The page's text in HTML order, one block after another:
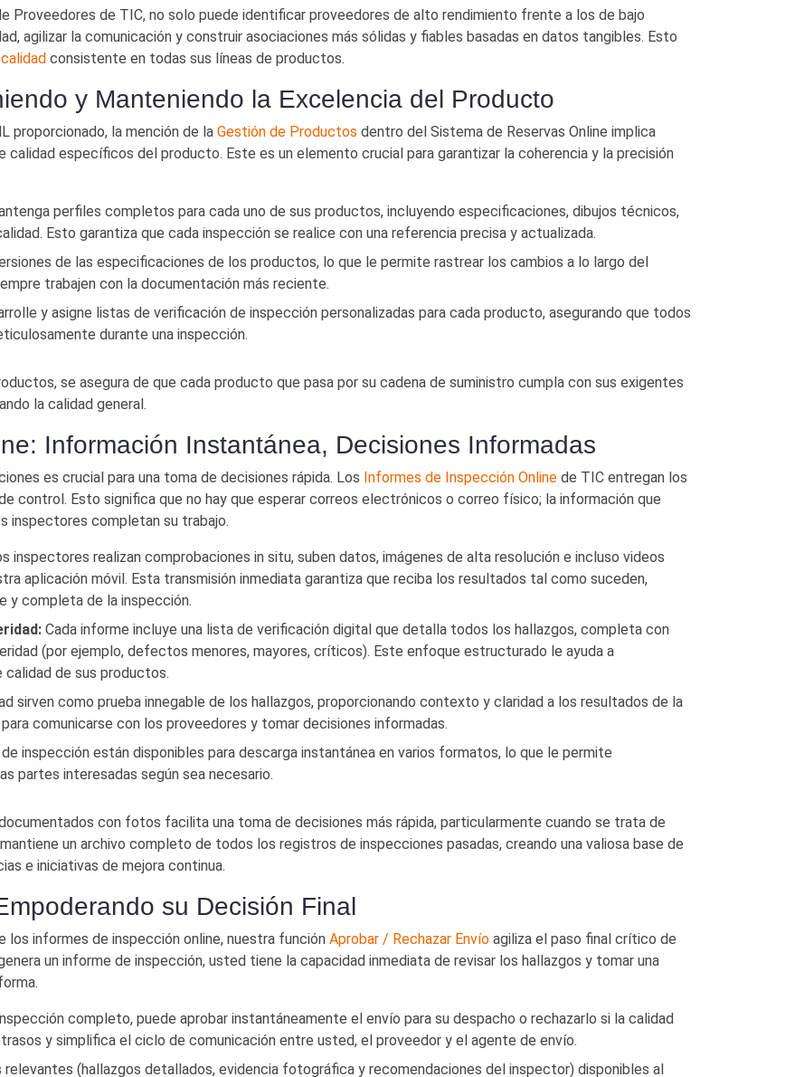
Proveedores de TIC, no solo puede identificar proveedores de alto rendimiento frente a los de bajo
agilizar la comunicación y construir asociaciones más sólidas y fiables basadas en datos tangibles. Esto
consistente en todas sus líneas de productos.
y Manteniendo la Excelencia del Producto
proporcionado, la mención de la Gestión de Productos dentro del Sistema de Reservas Online implica
calidad específicos del producto. Este es un elemento crucial para garantizar la coherencia y la precisión
perfiles completos para cada uno de sus productos, incluyendo especificaciones, dibujos técnicos,
Esto garantiza que cada inspección se realice con una referencia precisa y actualizada.
de las especificaciones de los productos, lo que le permite rastrear los cambios a lo largo del
trabajen con la documentación más reciente.
y asigne listas de verificación de inspección personalizadas para cada producto, asegurando que todos
durante una inspección.
se asegura de que cada producto que pasa por su cadena de suministro cumpla con sus exigentes
la calidad general.
Información Instantánea, Decisiones Informadas
es crucial para una toma de decisiones rápida. Los Informes de Inspección Online de TIC entregan los
control. Esto significa que no hay que esperar correos electrónicos o correo físico; la información que
inspectores completan su trabajo.
inspectores realizan comprobaciones in situ, suben datos, imágenes de alta resolución e incluso videos
aplicación móvil. Esta transmisión inmediata garantiza que reciba los resultados tal como suceden,
y completa de la inspección.
Cada informe incluye una lista de verificación digital que detalla todos los hallazgos, completa con
(por ejemplo, defectos menores, mayores, críticos). Este enfoque estructurado le ayuda a
de sus productos.
sirven como prueba innegable de los hallazgos, proporcionando contexto y claridad a los resultados de la
comunicarse con los proveedores y tomar decisiones informadas.
inspección están disponibles para descarga instantánea en varios formatos, lo que le permite
partes interesadas según sea necesario.
con fotos facilita una toma de decisiones más rápida, particularmente cuando se trata de
un archivo completo de todos los registros de inspecciones pasadas, creando una valiosa base de
e iniciativas de mejora continua.
su Decisión Final
informes de inspección online, nuestra función Aprobar / Rechazar Envío agiliza el paso final crítico de
un informe de inspección, usted tiene la capacidad inmediata de revisar los hallazgos y tomar una
completo, puede aprobar instantáneamente el envío para su despacho o rechazarlo si la calidad
y simplifica el ciclo de comunicación entre usted, el proveedor y el agente de envío.
(hallazgos detallados, evidencia fotográfica y recomendaciones del inspector) disponibles al